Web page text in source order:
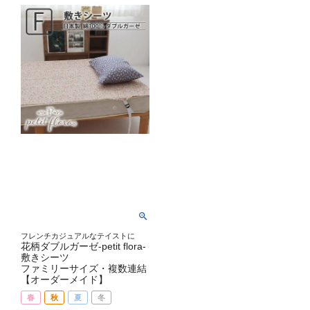
フレンチカジュアルなテイストに
花柄ダブルガーゼ-petit flora-
敷きシーツ
ファミリーサイズ・複数連結
【オーダーメイド】
春 秋 夏 冬